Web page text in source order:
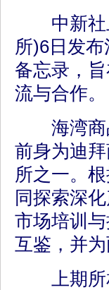
中新社上
所)6日发
备忘录，
流与合作。
海湾商品
前身为迪
所之一。
同探索深
市场培训
互鉴，并
上期所相